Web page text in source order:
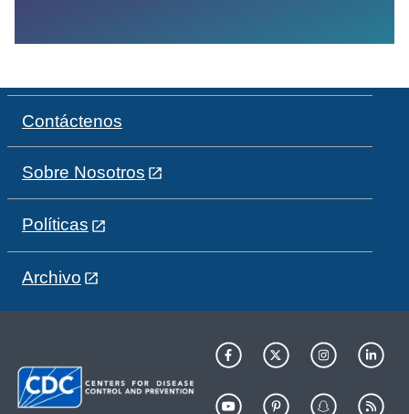
Contáctenos
Sobre Nosotros
Políticas
Archivo